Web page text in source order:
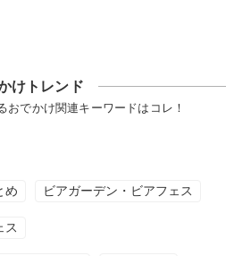
けトレンド
おでかけ関連キーワードはコレ！
め ビアガーデン・ビアフェス
ス